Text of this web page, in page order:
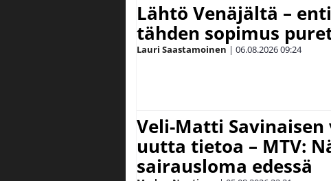
Lähtö Venäjältä –
tähden sopimus
Lauri Saastamoinen | 06.08.202609:24
Veli-Matti
uutta tietoa – MTV:
sairausloma edessä